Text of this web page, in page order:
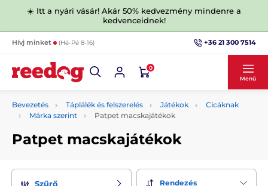
☀️ Itt a nyári vásár! Akár 50% kedvezmény mindenre a
kedvenceidnek!
Hívj minket (Hé-Pé 8-16) +36 21 300 7514
0
Menü
Bevezetés Táplálék és felszerelés Játékok
Cicáknak
Márka szerint
Patpet macskajátékok
Patpet macskajátékok
Szűrő Rendezés